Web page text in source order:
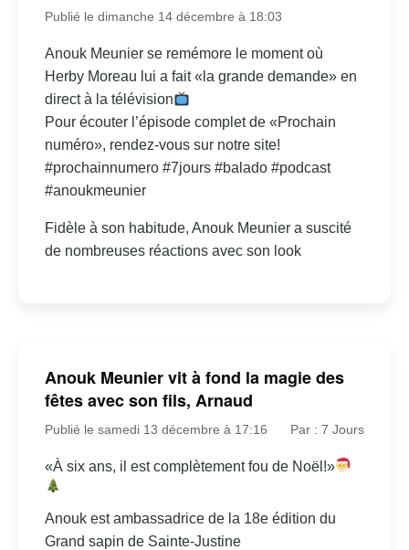
Publié le dimanche 14 décembre à 18:03
Anouk Meunier se remémore le moment où
Herby Moreau lui a fait «la grande demande» en
direct à la télévision
Pour écouter l’épisode complet de «Prochain
numéro», rendez-vous sur notre site!
#prochainnumero #7jours #balado #podcast
#anoukmeunier
Fidèle à son habitude, Anouk Meunier a suscité
de nombreuses réactions avec son look
Anouk Meunier vit à fond la magie des
fêtes avec son fils, Arnaud
Publié le samedi 13 décembre à 17:16 Par : 7 Jours
«À six ans, il est complètement fou de Noël!»
Anouk est ambassadrice de la 18e édition du
Grand sapin de Sainte-Justine